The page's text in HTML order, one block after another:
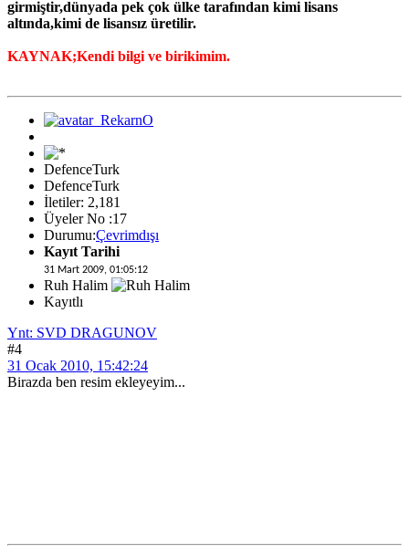
girmiştir,dünyada pek çok ülke tarafından kimi lisans
altında,kimi de lisansız üretilir.
KAYNAK;Kendi bilgi ve birikimim.
DefenceTurk
DefenceTurk
İletiler: 2,181
Üyeler No :17
Durumu:Çevrimdışı
Kayıt Tarihi
31 Mart 2009, 01:05:12
Ruh Halim
Kayıtlı
Ynt: SVD DRAGUNOV
#4
31 Ocak 2010, 15:42:24
Birazda ben resim ekleyeyim...